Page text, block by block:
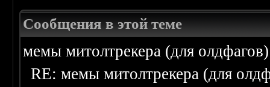
Сообщения в этой теме
мемы митолтрекера (для олдфагов)
RE: мемы митолтрекера (для